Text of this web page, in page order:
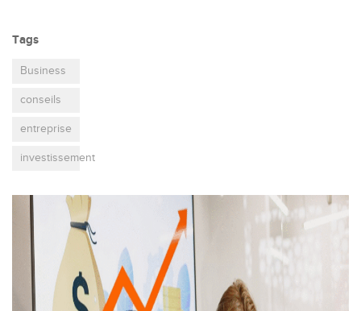
Tags
Business
conseils
entreprise
investissement